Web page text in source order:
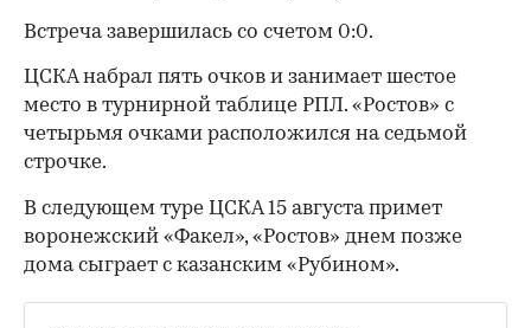
Встреча завершилась со счетом 0:0.
ЦСКА набрал пять очков и занимает шестое
место в турнирной таблице РПЛ. «Ростов» с
четырьмя очками расположился на седьмой
строчке.
В следующем туре ЦСКА 15 августа примет
воронежский «Факел», «Ростов» днем позже
дома сыграет с казанским «Рубином».